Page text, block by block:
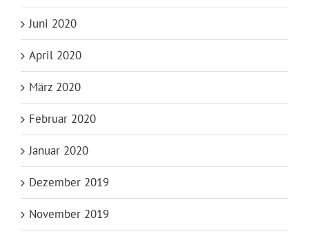
Juni 2020
April 2020
März 2020
Februar 2020
Januar 2020
Dezember 2019
November 2019